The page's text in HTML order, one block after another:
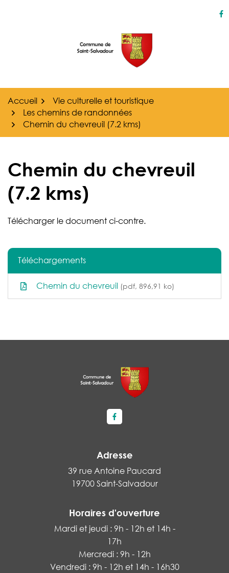
Accueil
Vie culturelle et touristique
Les chemins de randonnées
Chemin du chevreuil (7.2 kms)
Chemin du chevreuil
(7.2 kms)
Télécharger le document ci-contre.
Téléchargements
Chemin du chevreuil (pdf, 896,91 ko)
Lien vers le compte Facebook
Adresse
39 rue Antoine Paucard
19700 Saint-Salvadour
Horaires d'ouverture
Mardi et jeudi : 9h - 12h et 14h -
17h
Mercredi : 9h - 12h
Vendredi : 9h - 12h et 14h - 16h30